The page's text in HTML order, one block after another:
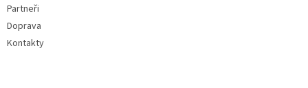
Partneři
Doprava
Kontakty